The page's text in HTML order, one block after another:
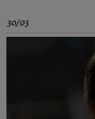
30/03